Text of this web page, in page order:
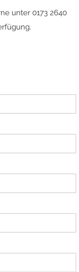
unter 0173 2640